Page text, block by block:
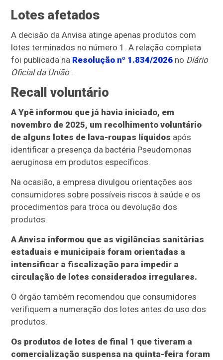
Lotes afetados
A decisão da Anvisa atinge apenas produtos com
lotes terminados no número 1. A relação completa
foi publicada na Resolução nº 1.834/2026 no Diário
Oficial da União.
Recall voluntário
A Ypê informou que já havia iniciado, em
novembro de 2025, um recolhimento voluntário
de alguns lotes de lava-roupas líquidos após
identificar a presença da bactéria Pseudomonas
aeruginosa em produtos específicos.
Na ocasião, a empresa divulgou orientações aos
consumidores sobre possíveis riscos à saúde e os
procedimentos para troca ou devolução dos
produtos.
A Anvisa informou que as vigilâncias sanitárias
estaduais e municipais foram orientadas a
intensificar a fiscalização para impedir a
circulação de lotes considerados irregulares.
O órgão também recomendou que consumidores
verifiquem a numeração dos lotes antes do uso dos
produtos.
Os produtos de lotes de final 1 que tiveram a
comercialização suspensa na quinta-feira foram